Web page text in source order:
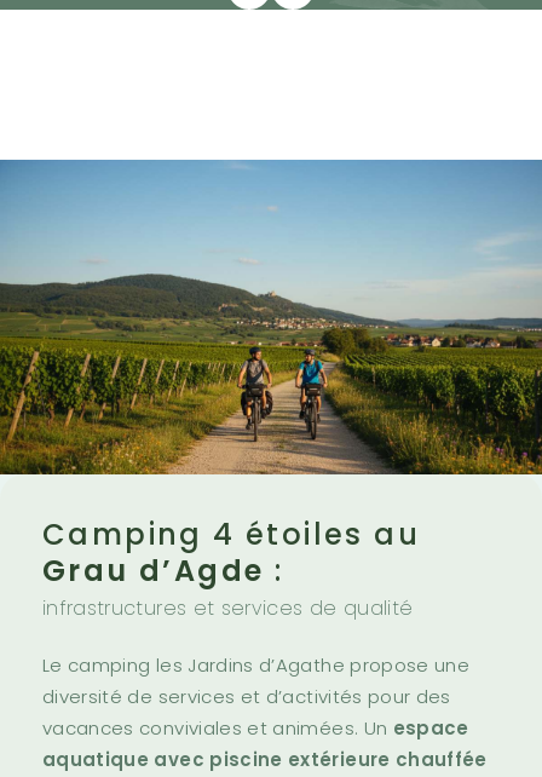
Camping 4 étoiles au
Grau d’Agde :
infrastructures et services de qualité
Le camping les Jardins d’Agathe propose une
diversité de services et d’activités pour des
vacances conviviales et animées. Un espace
aquatique avec piscine extérieure chauffée